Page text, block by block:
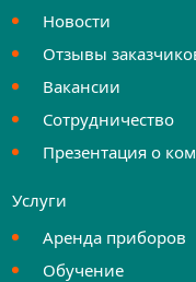
Новости
Отзывы
Вакансии
Сотрудничество
Презентация о
Услуги
Аренда приборов
Обучение